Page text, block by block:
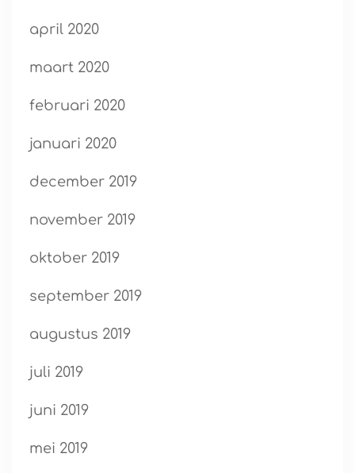
april 2020
maart 2020
februari 2020
januari 2020
december 2019
november 2019
oktober 2019
september 2019
augustus 2019
juli 2019
juni 2019
mei 2019